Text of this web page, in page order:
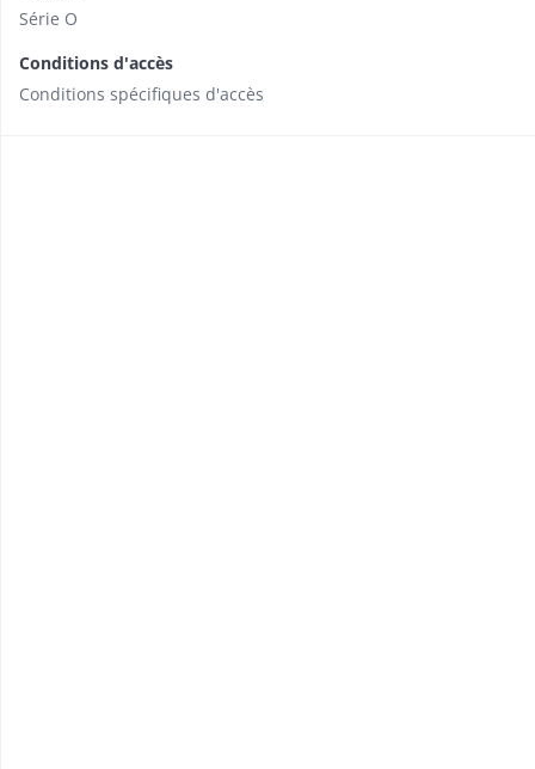
Série O
Conditions d'accès
Conditions spécifiques d'accès